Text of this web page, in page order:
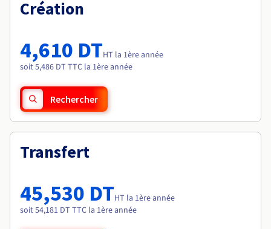
Tarifs
Roadmap & Changelog
Roadmap & Changelog
Création
4,610 DTHT la 1ère année
soit 5,486 DT TTC la 1ère année
Rechercher
Transfert
45,530 DTHT la 1ère année
soit 54,181 DT TTC la 1ère année